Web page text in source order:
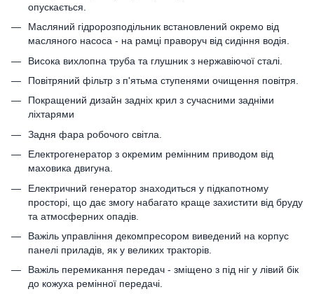
опускається.
Масляний гідророзподільник встановлений окремо від
масляного насоса - на рамці праворуч від сидіння водія.
Висока вихлопна труба та глушник з нержавіючої сталі.
Повітряний фільтр з п'ятьма ступенями очищення повітря.
Покращений дизайн задніх крил з сучасними задніми
ліхтарями
Задня фара робочого світла.
Електрогенератор з окремим ремінним приводом від
маховика двигуна.
Електричний генератор знаходиться у підкапотному
просторі, що дає змогу набагато краще захистити від бруду
та атмосферних опадів.
Важіль управління декомпресором виведений на корпус
панелі приладів, як у великих тракторів.
Важіль перемикання передач - зміщено з під ніг у лівий бік
до кожуха ремінної передачі.